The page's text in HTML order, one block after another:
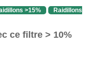
>15%
Raidillons
ce filtre > 10%